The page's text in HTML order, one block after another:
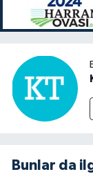
Bunlar da